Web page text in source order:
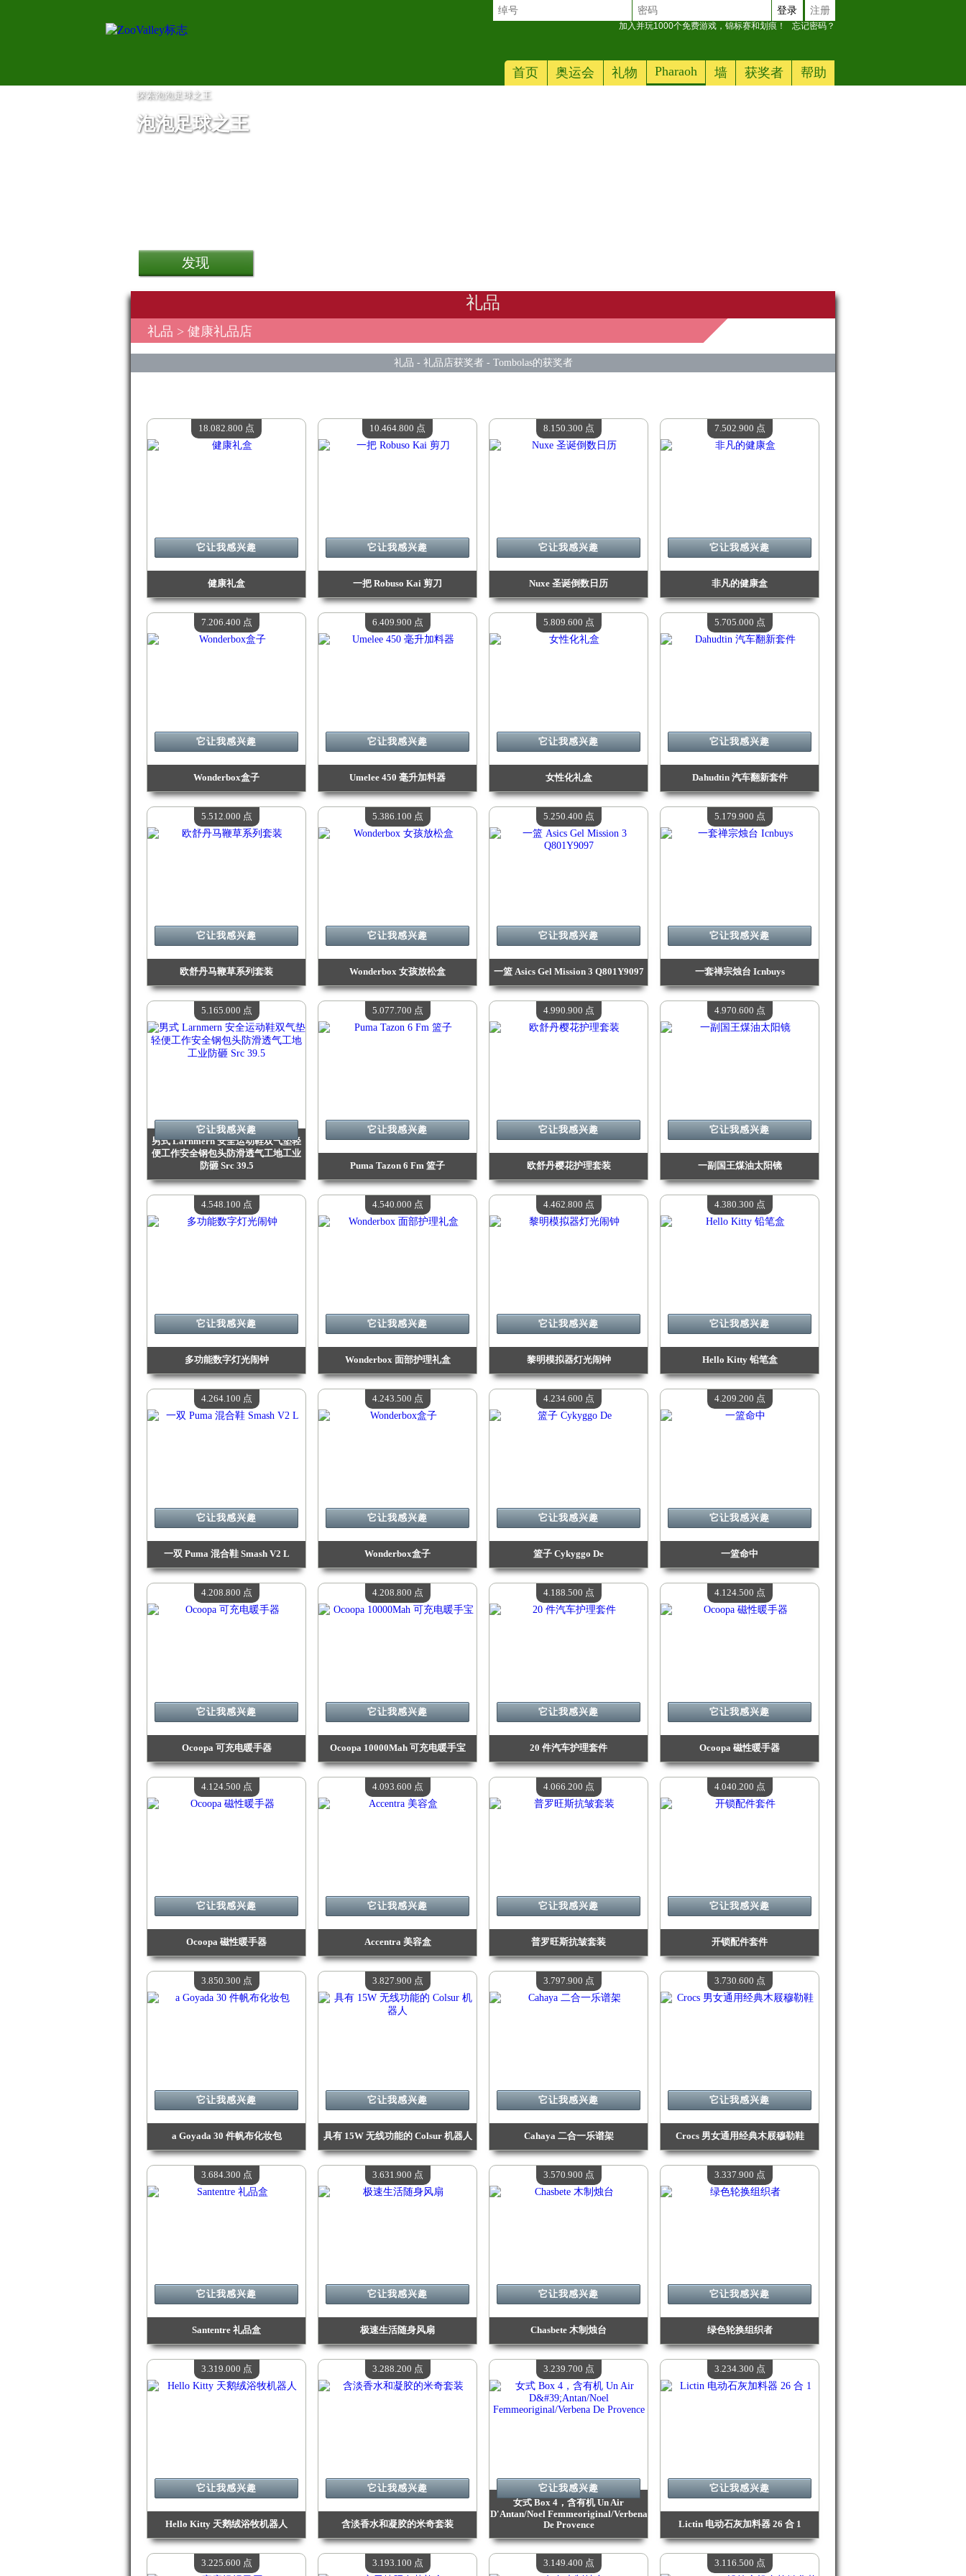
首页 奥运会 礼物 Pharaoh 墙 获奖者 帮助
登录 注册
加入并玩1000个免费游戏，锦标赛和划痕！ 忘记密码？
探索泡泡足球之王
泡泡足球之王
发现
礼品
礼品 > 健康礼品店
礼品 - 礼品店获奖者- Tombolas的获奖者
健康礼盒
价值：18 082 800 点
现有数量：4
它让我感兴趣
18.082.800 点
一把 Robuso Kai 剪刀
价值：10 464 800 点
现有数量：4
它让我感兴趣
10.464.800 点
Nuxe 圣诞倒数日历
价值：8 150 300 点
现有数量：4
它让我感兴趣
8.150.300 点
非凡的健康盒
价值：7 502 900 点
现有数量：4
它让我感兴趣
7.502.900 点
Wonderbox盒子
价值：7 206 400 点
现有数量：4
它让我感兴趣
7.206.400 点
Umelee 450 毫升加料器
价值：6 409 900 点
现有数量：4
它让我感兴趣
6.409.900 点
女性化礼盒
价值：5 809 600 点
现有数量：4
它让我感兴趣
5.809.600 点
Dahudtin 汽车翻新套件
价值：5 705 000 点
现有数量：4
它让我感兴趣
5.705.000 点
欧舒丹马鞭草系列套装
价值：5 512 000 点
现有数量：4
它让我感兴趣
5.512.000 点
Wonderbox 女孩放松盒
价值：5 386 100 点
现有数量：4
它让我感兴趣
5.386.100 点
一篮 Asics Gel Mission 3 Q801Y9097
价值：5 250 400 点
现有数量：4
它让我感兴趣
5.250.400 点
一套禅宗烛台 Icnbuys
价值：5 179 900 点
现有数量：4
它让我感兴趣
5.179.900 点
男式 Larnmern 安全运动鞋双气垫轻
便工作安全钢包头防滑透气工地工业
防砸 Src 39.5
价值：5 165 000 点
现有数量：4
它让我感兴趣
5.165.000 点
Puma Tazon 6 Fm 篮子
价值：5 077 700 点
现有数量：4
它让我感兴趣
5.077.700 点
欧舒丹樱花护理套装
价值：4 990 900 点
现有数量：4
它让我感兴趣
4.990.900 点
一副国王煤油太阳镜
价值：4 970 600 点
现有数量：4
它让我感兴趣
4.970.600 点
多功能数字灯光闹钟
价值：4 548 100 点
现有数量：4
它让我感兴趣
4.548.100 点
Wonderbox 面部护理礼盒
价值：4 540 000 点
现有数量：4
它让我感兴趣
4.540.000 点
黎明模拟器灯光闹钟
价值：4 462 800 点
现有数量：4
它让我感兴趣
4.462.800 点
Hello Kitty 铅笔盒
价值：4 380 300 点
现有数量：4
它让我感兴趣
4.380.300 点
一双 Puma 混合鞋 Smash V2 L
价值：4 264 100 点
现有数量：4
它让我感兴趣
4.264.100 点
Wonderbox盒子
价值：4 243 500 点
现有数量：4
它让我感兴趣
4.243.500 点
篮子 Cykyggo De
价值：4 234 600 点
现有数量：4
它让我感兴趣
4.234.600 点
一篮命中
价值：4 209 200 点
现有数量：4
它让我感兴趣
4.209.200 点
Ocoopa 可充电暖手器
价值：4 208 800 点
现有数量：4
它让我感兴趣
4.208.800 点
Ocoopa 10000Mah 可充电暖手宝
价值：4 208 800 点
现有数量：4
它让我感兴趣
4.208.800 点
20 件汽车护理套件
价值：4 188 500 点
现有数量：4
它让我感兴趣
4.188.500 点
Ocoopa 磁性暖手器
价值：4 124 500 点
现有数量：4
它让我感兴趣
4.124.500 点
Ocoopa 磁性暖手器
价值：4 124 500 点
现有数量：4
它让我感兴趣
4.124.500 点
Accentra 美容盒
价值：4 093 600 点
现有数量：4
它让我感兴趣
4.093.600 点
普罗旺斯抗皱套装
价值：4 066 200 点
现有数量：4
它让我感兴趣
4.066.200 点
开锁配件套件
价值：4 040 200 点
现有数量：4
它让我感兴趣
4.040.200 点
a Goyada 30 件帆布化妆包
价值：3 850 300 点
现有数量：4
它让我感兴趣
3.850.300 点
具有 15W 无线功能的 Colsur 机器人
价值：3 827 900 点
现有数量：4
它让我感兴趣
3.827.900 点
Cahaya 二合一乐谱架
价值：3 797 900 点
现有数量：4
它让我感兴趣
3.797.900 点
Crocs 男女通用经典木屐穆勒鞋
价值：3 730 600 点
现有数量：4
它让我感兴趣
3.730.600 点
Santentre 礼品盒
价值：3 684 300 点
现有数量：4
它让我感兴趣
3.684.300 点
极速生活随身风扇
价值：3 631 900 点
现有数量：4
它让我感兴趣
3.631.900 点
Chasbete 木制烛台
价值：3 570 900 点
现有数量：4
它让我感兴趣
3.570.900 点
绿色轮换组织者
价值：3 337 900 点
现有数量：4
它让我感兴趣
3.337.900 点
Hello Kitty 天鹅绒浴牧机器人
价值：3 319 000 点
现有数量：4
它让我感兴趣
3.319.000 点
含淡香水和凝胶的米奇套装
价值：3 288 200 点
现有数量：4
它让我感兴趣
3.288.200 点
女式 Box 4，含有机 Un Air
D'Antan/Noel Femmeoriginal/Verbena
De Provence
价值：3 239 700 点
现有数量：4
它让我感兴趣
3.239.700 点
Lictin 电动石灰加料器 26 合 1
价值：3 234 300 点
现有数量：4
它让我感兴趣
3.234.300 点
3.225.600 点 3.193.100 点 3.149.400 点 3.116.500 点